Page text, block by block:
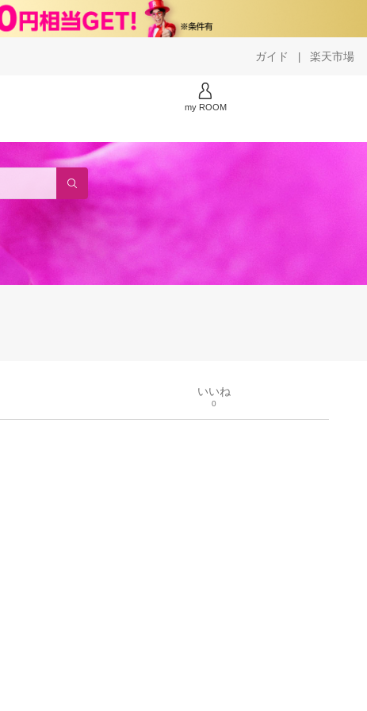
ガイド | 楽天市場
my ROOM
いいね
0